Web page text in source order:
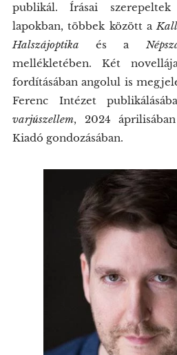
publikál. Írásai
lapokban, többek között a
Halszájoptika és a
mellékletében. Két
fordításában angolul is
Ferenc Intézet
varjúszellem, 2024
Kiadó gondozásában.